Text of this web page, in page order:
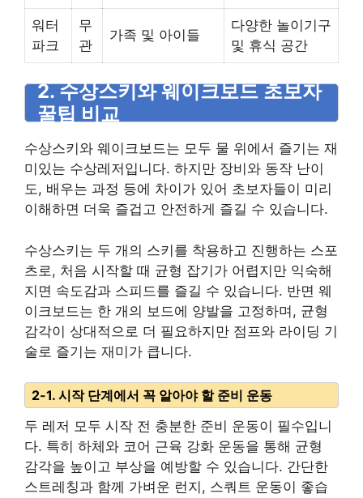
워터
파크
무
관
가족 및 아이들
다양한 놀이기구
및 휴식 공간
2. 수상스키와 웨이크보드 초보자
꿀팁 비교
수상스키와 웨이크보드는 모두 물 위에서 즐기는 재
미있는 수상레저입니다. 하지만 장비와 동작 난이
도, 배우는 과정 등에 차이가 있어 초보자들이 미리
이해하면 더욱 즐겁고 안전하게 즐길 수 있습니다.
수상스키는 두 개의 스키를 착용하고 진행하는 스포
츠로, 처음 시작할 때 균형 잡기가 어렵지만 익숙해
지면 속도감과 스피드를 즐길 수 있습니다. 반면 웨
이크보드는 한 개의 보드에 양발을 고정하며, 균형
감각이 상대적으로 더 필요하지만 점프와 라이딩 기
술로 즐기는 재미가 큽니다.
2-1. 시작 단계에서 꼭 알아야 할 준비 운동
두 레저 모두 시작 전 충분한 준비 운동이 필수입니
다. 특히 하체와 코어 근육 강화 운동을 통해 균형
감각을 높이고 부상을 예방할 수 있습니다. 간단한
스트레칭과 함께 가벼운 런지, 스쿼트 운동이 좋습